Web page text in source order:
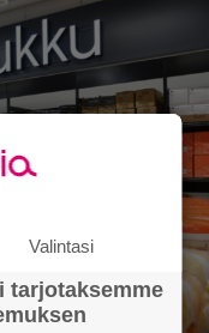
Valintasi
tarjotaksemme